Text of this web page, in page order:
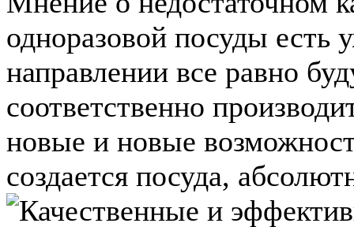
одноразовой посуды есть
направлении все равно
соответственно
новые и новые
создается посуда,